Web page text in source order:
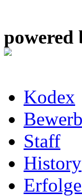
powered
Kodex
Staff
History